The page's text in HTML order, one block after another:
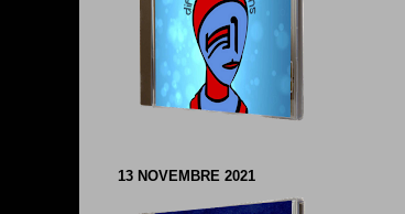
13 NOVEMBRE 2021